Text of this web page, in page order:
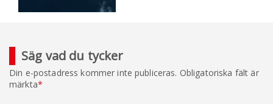
Säg vad du tycker
Din e-postadress kommer inte publiceras. Obligatoriska fält är
märkta*